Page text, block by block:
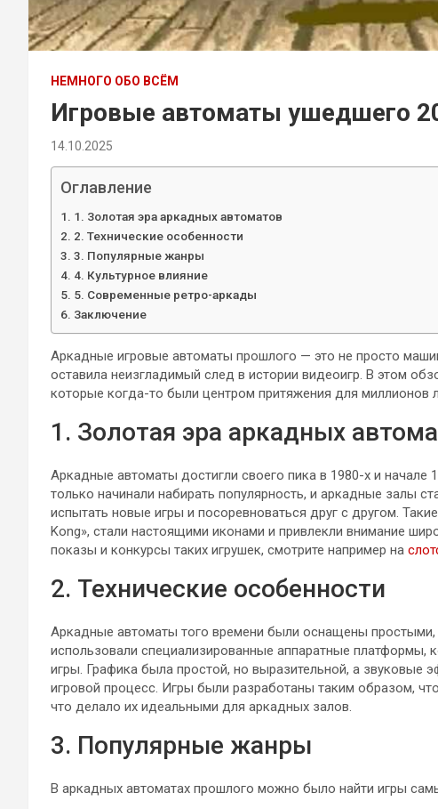
НЕМНОГО ОБО ВСЁМ
Игровые автоматы ушедшего
14.10.2025
Оглавление
1. Золотая эра аркадных автоматов
2. Технические особенности
3. Популярные жанры
4. Культурное влияние
5. Современные ретро-аркады
Заключение
Аркадные игровые автоматы прошлого — это не просто
оставила неизгладимый след в истории видеоигр. В этом
которые когда-то были центром притяжения для миллионов
1. Золотая эра аркадных
Аркадные автоматы достигли своего пика в 1980-х и
только начинали набирать популярность, и аркадные залы
испытать новые игры и посоревноваться друг с другом.
Kong», стали настоящими иконами и привлекли внимание
показы и конкурсы таких игрушек, смотрите например на
2. Технические особенности
Аркадные автоматы того времени были оснащены
использовали специализированные аппаратные платформы,
игры. Графика была простой, но выразительной, а звуковые
игровой процесс. Игры были разработаны таким образом,
что делало их идеальными для аркадных залов.
3. Популярные жанры
В аркадных автоматах прошлого можно было найти игры